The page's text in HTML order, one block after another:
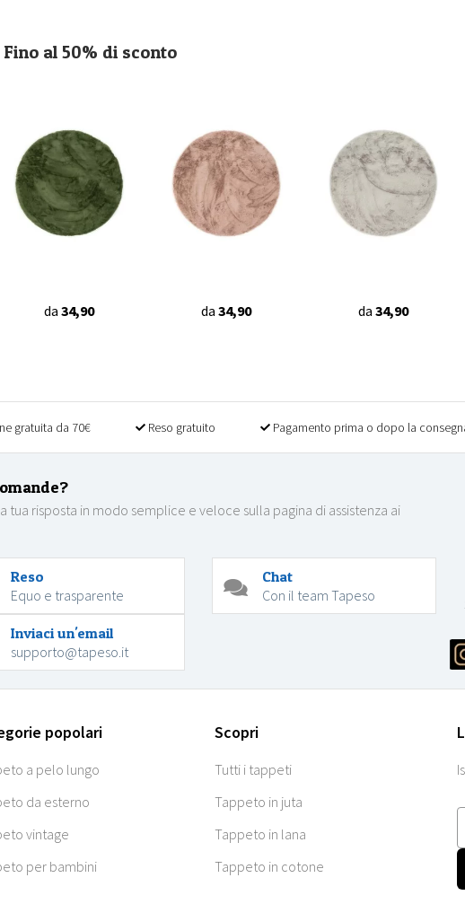
Fino al 50% di sconto
da 34,90 da 34,90 da 34,90
gratuita da 70€ Reso gratuito Pagamento prima o dopo la
tua risposta in modo semplice e veloce sulla pagina di assistenza ai
Reso
Equo e trasparente
Chat
Con il team Tapeso
Inviaci un'email
supporto@tapeso.it
popolari
a pelo lungo
da esterno
vintage
per bambini
Scopri
Tutti i tappeti
Tappeto in juta
Tappeto in lana
Tappeto in cotone